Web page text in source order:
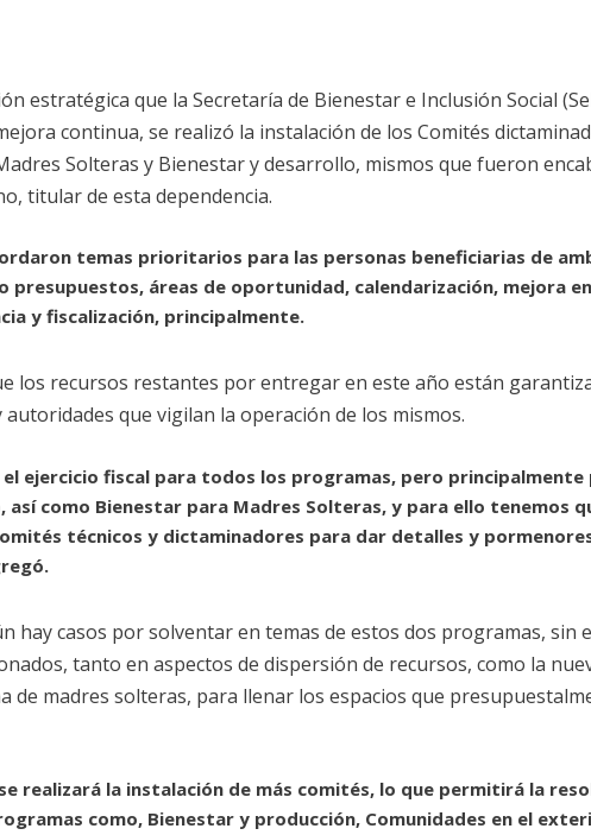
estratégica que la Secretaría de Bienestar e Inclusión Social
continua, se realizó la instalación de los Comités
Solteras y Bienestar y desarrollo, mismos que fueron
titular de esta dependencia.
temas prioritarios para las personas beneficiarias de
presupuestos, áreas de oportunidad, calendarización, mejora
y fiscalización, principalmente.
los recursos restantes por entregar en este año están
que vigilan la operación de los mismos.
el ejercicio fiscal para todos los programas, pero principalmente
así como Bienestar para Madres Solteras, y para ello tenemos
técnicos y dictaminadores para dar detalles y
hay casos por solventar en temas de estos dos programas, sin
tanto en aspectos de dispersión de recursos, como la
de madres solteras, para llenar los espacios que
realizará la instalación de más comités, lo que permitirá la
como, Bienestar y producción, Comunidades en el